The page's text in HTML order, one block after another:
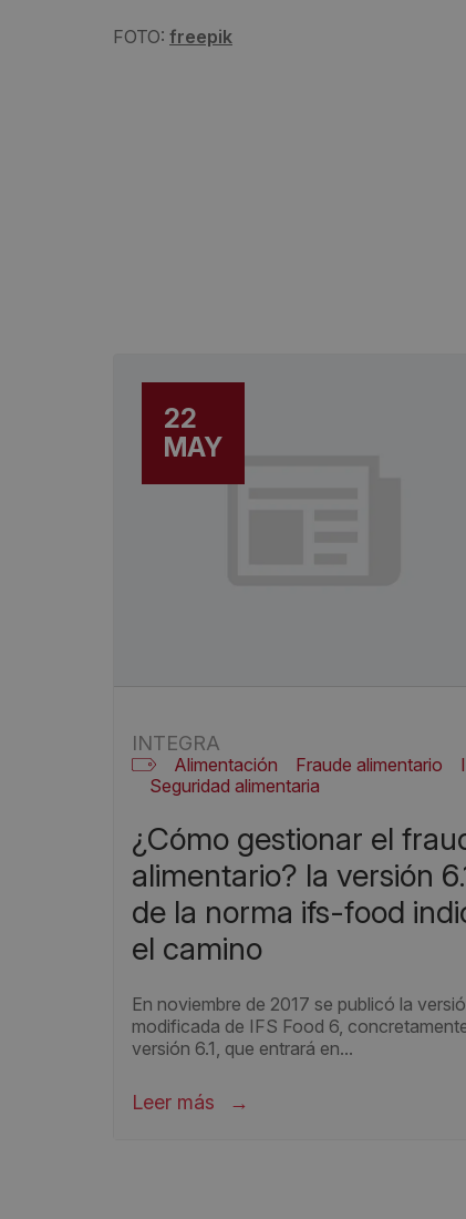
FOTO: freepik
22
MAY
INTEGRA
Alimentación Fraude alimentario
Seguridad alimentaria
¿cómo gestionar el fraude
alimentario? la versión
de la norma ifs-food
el camino
En noviembre de 2017 se publicó la
modificada de IFS Food 6,
versión 6.1, que entrará en...
Leer más